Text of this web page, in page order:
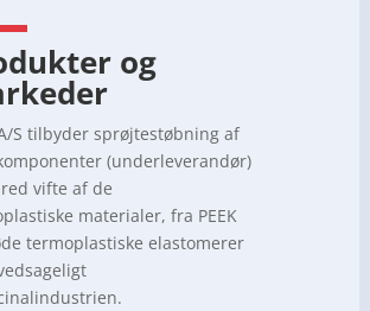
og
S tilbyder sprøjtestøbning af
(underleverandør)
vifte af de
materialer, fra PEEK
termoplastiske elastomerer